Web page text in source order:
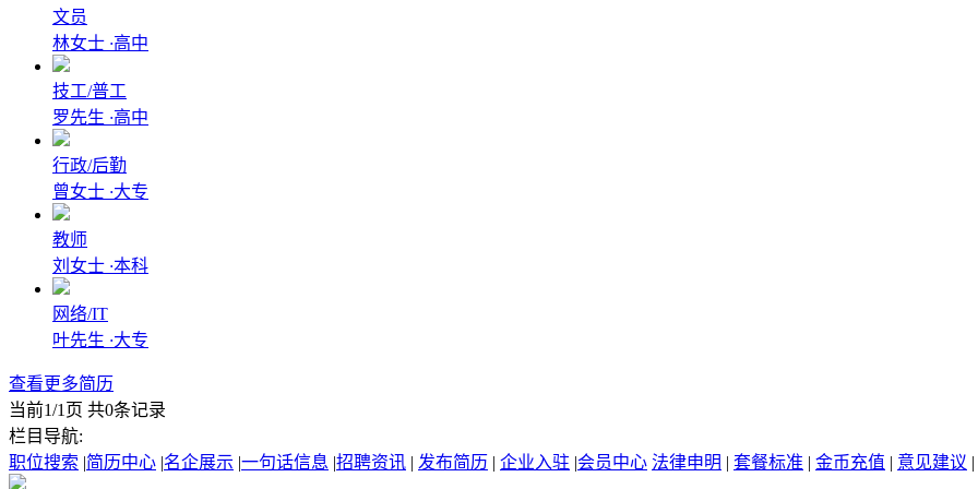
文员
林女士 ·高中
技工/普工
罗先生 ·高中
行政/后勤
曾女士 ·大专
教师
刘女士 ·本科
网络/IT
叶先生 ·大专
查看更多简历
当前1/1页 共0条记录
栏目导航:
职位搜索 |简历中心 |名企展示 |一句话信息 |招聘资讯 | 发布简历 | 企业入驻 |会员中心 法律申明 | 套餐标准 | 金币充值 | 意见建议 |